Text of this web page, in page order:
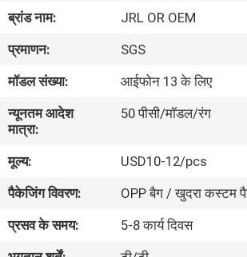
शो
हमारे
बारे
में
गुणवत्ता
ब्रांड नाम:
JRL OR OEM
प्रमाणन:
SGS
मॉडल संख्या:
आईफोन 13 के लिए
न्यूनतम आदेश
मात्रा:
50 पीसी/मॉडल/रंग
मूल्य:
USD10-12/pcs
पैकेजिंग विवरण:
OPP बैग / खुदरा कस्टम
प्रसव के समय:
5-8 कार्य दिवस